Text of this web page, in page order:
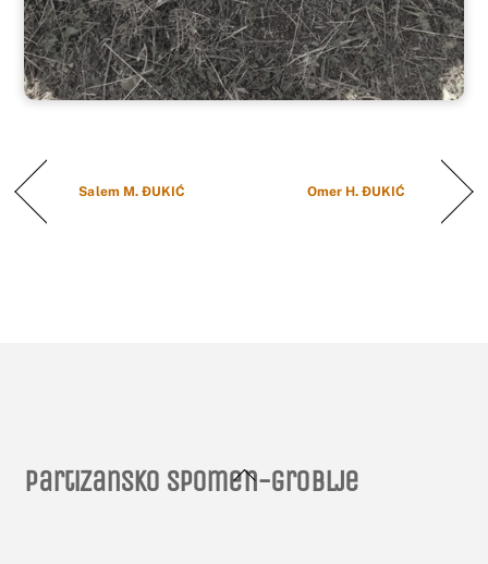
Salem M. ĐUKIĆ Omer H. ĐUKIĆ
Back
Partizansko spomen-groblje